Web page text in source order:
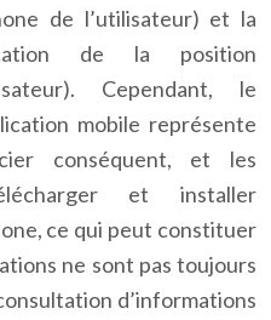
de l’utilisateur) et la
de la position
Cependant, le
mobile représente
conséquent, et les
et installer
ce qui peut constituer
ne sont pas toujours
d’informations